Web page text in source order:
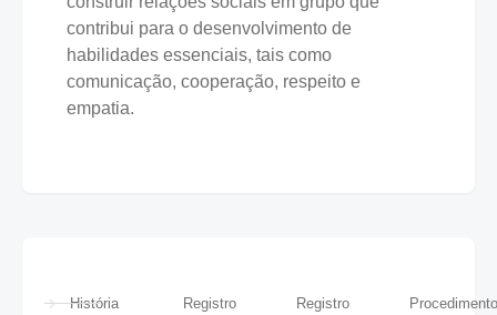
contribui para o desenvolvimento de
habilidades essenciais, tais como
comunicação, cooperação, respeito e
empatia.
História
Registro
Registro